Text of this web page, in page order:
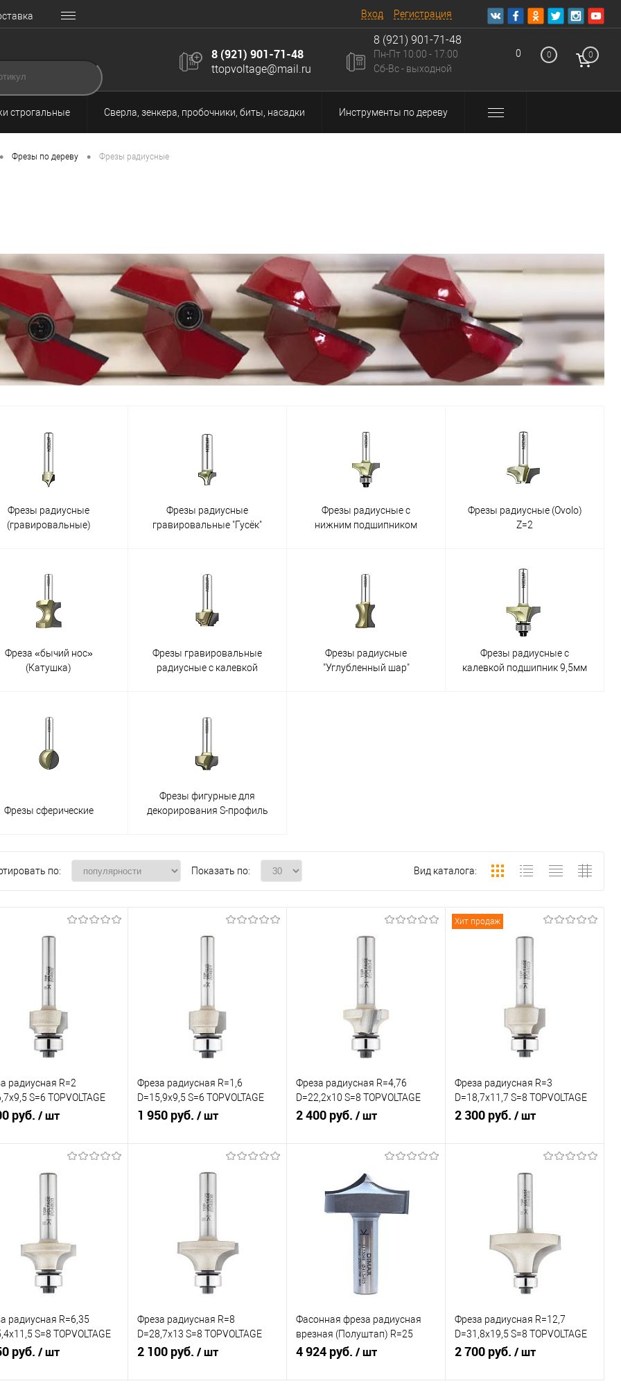
Вход Регистрация
8 (921) 901-71-48
ttopvoltage@mail.ru
8 (921) 901-71-48
Пн-Пт 10:00 - 17:00
Сб-Вс - выходной
0 0 0
строгальные Сверла, зенкера, пробочники, биты, насадки Инструменты по дереву
• Фрезы по дереву • Фрезы радиусные
Фрезы радиусные
(гравировальные)
Фрезы радиусные
гравировальные "Гусёк"
Фрезы радиусные с
нижним подшипником
Фрезы радиусные (Ovolo)
Z=2
Фреза «бычий нос»
(Катушка)
Фрезы гравировальные
радиусные с калевкой
Фрезы радиусные
"Углубленный шар"
Фрезы радиусные с
калевкой подшипник 9,5мм
Фрезы сферические
Фрезы фигурные для
декорирования S-профиль
по: Показать по: Вид каталога:
радиусная R=2
S=6 TOPVOLTAGE
руб. / шт
В корзину
Фреза радиусная R=1,6
D=15,9x9,5 S=6 TOPVOLTAGE
204601
1 950 руб. / шт
В корзину
Фреза радиусная R=4,76
D=22,2x10 S=8 TOPVOLTAGE
204804
2 400 руб. / шт
В корзину
Сравнение
Хит продаж
Фреза радиусная R=3
D=18,7x11,7 S=8 TOPVOLTAGE
204803
2 300 руб. / шт
В корзину
В избранное
В наличии
радиусная R=6,35
S=8 TOPVOLTAGE
руб. / шт
Фреза радиусная R=8
D=28,7x13 S=8 TOPVOLTAGE
204806
2 100 руб. / шт
Фасонная фреза радиусная
врезная (Полуштап) R=25
D=41,3x18,3 L=56,3 S=12 Dimar
4 924 руб. / шт
Фреза радиусная R=12,7
D=31,8x19,5 S=8 TOPVOLTAGE
204808
2 700 руб. / шт